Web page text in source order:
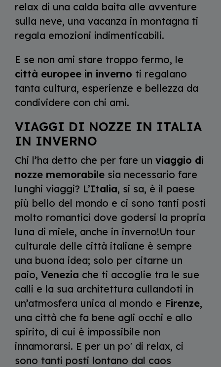
relax di una calda baita alle avventure
sulla neve, una vacanza in montagna ti
regala emozioni indimenticabili.
E se non ami stare troppo fermo, le
città europee in inverno ti regalano
tanta cultura, esperienze e bellezza da
condividere con chi ami.
VIAGGI DI NOZZE IN ITALIA
IN INVERNO
Chi l’ha detto che per fare un viaggio di
nozze memorabilesia necessario fare
lunghi viaggi? L’Italia, si sa, è il paese
più bello del mondo e ci sono tanti posti
molto romantici dove godersi la propria
luna di miele, anche in inverno!Un tour
culturale delle città italiane è sempre
una buona idea; solo per citarne un
paio, Venezia che ti accoglie tra le sue
calli e la sua architettura cullandoti in
un’atmosfera unica al mondo e Firenze,
una città che fa bene agli occhi e allo
spirito, di cui è impossibile non
innamorarsi. E per un po' di relax, ci
sono tanti posti lontano dal caos